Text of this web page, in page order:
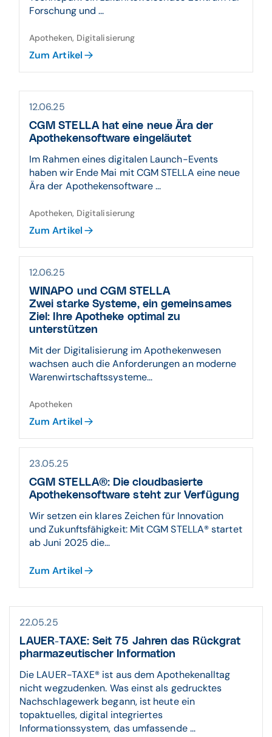
Forschung und ...
Apotheken, Digitalisierung
Zum Artikel
12.06.25
CGM STELLA hat eine neue Ära der
Apothekensoftware eingeläutet
Im Rahmen eines digitalen Launch-Events
haben wir Ende Mai mit CGM STELLA eine neue
Ära der Apothekensoftware ...
Apotheken, Digitalisierung
Zum Artikel
12.06.25
WINAPO und CGM STELLA
Zwei starke Systeme, ein gemeinsames
Ziel: Ihre Apotheke optimal zu
unterstützen
Mit der Digitalisierung im Apothekenwesen
wachsen auch die Anforderungen an moderne
Warenwirtschaftssysteme...
Apotheken
Zum Artikel
23.05.25
CGM STELLA®: Die cloudbasierte
Apothekensoftware steht zur Verfügung
Wir setzen ein klares Zeichen für Innovation
und Zukunftsfähigkeit: Mit CGM STELLA® startet
ab Juni 2025 die...
Zum Artikel
22.05.25
LAUER-TAXE: Seit 75 Jahren das Rückgrat
pharmazeutischer Information
Die LAUER-TAXE® ist aus dem Apothekenalltag
nicht wegzudenken. Was einst als gedrucktes
Nachschlagewerk begann, ist heute ein
topaktuelles, digital integriertes
Informationssystem, das umfassende ...